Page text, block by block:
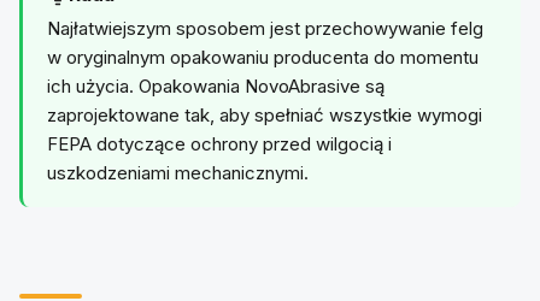
Najłatwiejszym sposobem jest przechowywanie felg
w oryginalnym opakowaniu producenta do momentu
ich użycia. Opakowania NovoAbrasive są
zaprojektowane tak, aby spełniać wszystkie wymogi
FEPA dotyczące ochrony przed wilgocią i
uszkodzeniami mechanicznymi.